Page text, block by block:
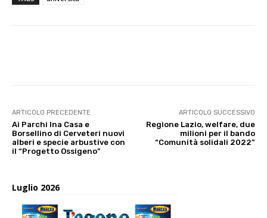
ARTICOLO PRECEDENTE
Ai Parchi Ina Casa e
Borsellino di Cerveteri nuovi
alberi e specie arbustive con
il “Progetto Ossigeno”
ARTICOLO SUCCESSIVO
Regione Lazio, welfare, due
milioni per il bando
“Comunità solidali 2022”
Luglio 2026